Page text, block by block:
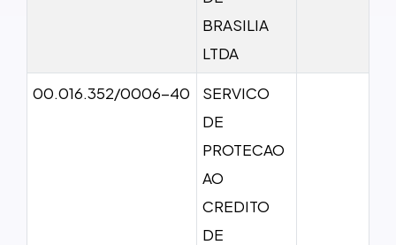
BRASILIA
LTDA
00.016.352/0006-40
SERVICO
DE
PROTECAO
AO
CREDITO
DE